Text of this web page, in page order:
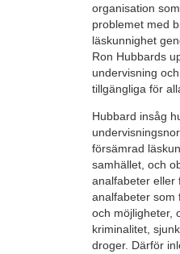
organisation
problemet med
läskunnighet
Ron Hubbards
undervisning
tillgängliga för
Hubbard insåg
försämrad
samhället, och
analfabeter eller
analfabeter som
och möjligheter,
kriminalitet,
droger. Därför